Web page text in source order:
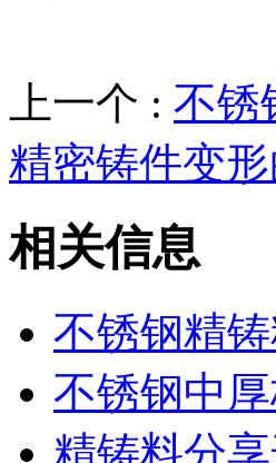
上一个 : 不锈
精密铸件变
相关信息
不锈钢精
不锈钢中
精铸料分